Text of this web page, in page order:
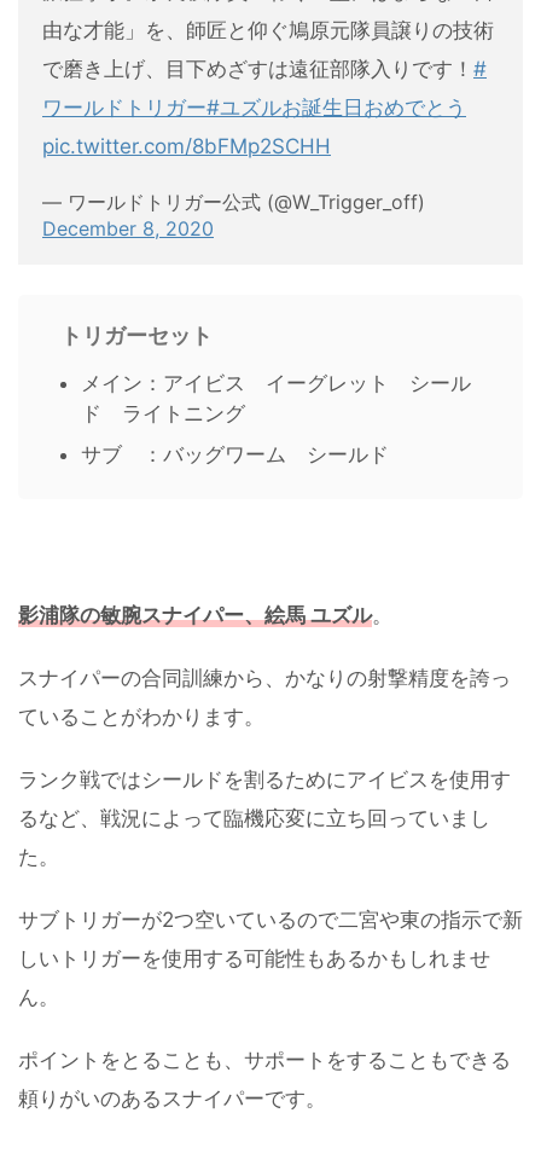
由な才能」を、師匠と仰ぐ鳩原元隊員譲りの技術
で磨き上げ、目下めざすは遠征部隊入りです！ #
ワールドトリガー#ユズルお誕生日おめでとう
pic.twitter.com/8bFMp2SCHH
— ワールドトリガー公式 (@W_Trigger_off)
December 8, 2020
トリガーセット
メイン：アイビス イーグレット シール
ド ライトニング
サブ ：バッグワーム シールド
影浦隊の敏腕スナイパー、絵馬 ユズル。
スナイパーの合同訓練から、かなりの射撃精度を誇っ
ていることがわかります。
ランク戦ではシールドを割るためにアイビスを使用す
るなど、戦況によって臨機応変に立ち回っていまし
た。
サブトリガーが2つ空いているので二宮や東の指示で新
しいトリガーを使用する可能性もあるかもしれませ
ん。
ポイントをとることも、サポートをすることもできる
頼りがいのあるスナイパーです。